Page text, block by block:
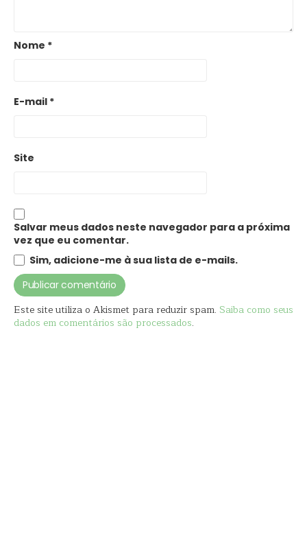
Nome *
E-mail *
Site
Salvar meus dados neste navegador para a próxima
vez que eu comentar.
Sim, adicione-me à sua lista de e-mails.
Este site utiliza o Akismet para reduzir spam. Saiba como seus
dados em comentários são processados.